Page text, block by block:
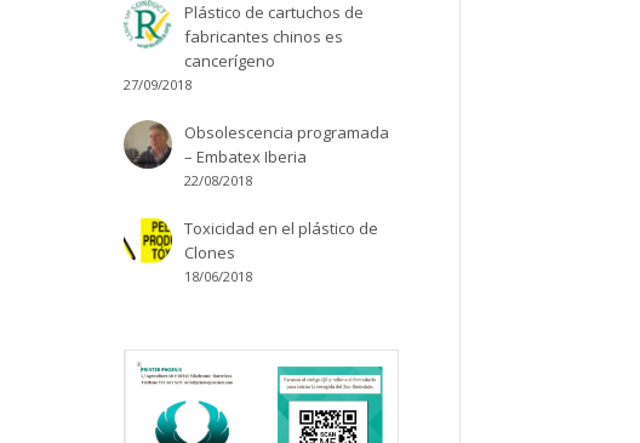
Plástico de cartuchos de
fabricantes chinos es
cancerígeno
27/09/2018
Obsolescencia programada
– Embatex Iberia
22/08/2018
Toxicidad en el plástico de
Clones
18/06/2018